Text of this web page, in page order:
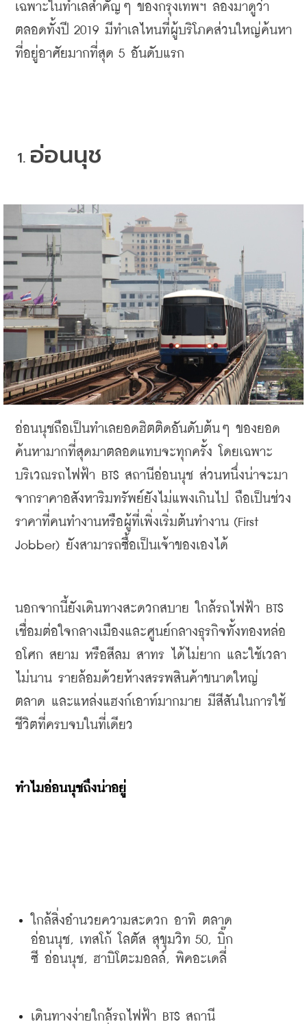
เฉพาะในทำเลสำคัญ ๆ ของกรุงเทพฯ ลองมาดูว่า
ตลอดทั้งปี 2019 มีทำเลไหนที่ผู้บริโภคส่วนใหญ่ค้นหา
ที่อยู่อาศัยมากที่สุด 5 อันดับแรก
1. อ่อนนุช
อ่อนนุชถือเป็นทำเลยอดฮิตติดอันดับต้น ๆ ของยอด
ค้นหามากที่สุดมาตลอดแทบจะทุกครั้ง
โดยเฉพาะ
บริเวณรถไฟฟ้า BTS สถานีอ่อนนุช ส่วนหนึ่งน่าจะมา
จากราคาอสังหาริมทรัพย์ยังไม่แพงเกินไป ถือเป็นช่วง
ราคาที่คนทำงานหรือผู้ที่เพิ่งเริ่มต้นทำงาน (First
Jobber) ยังสามารถซื้อเป็นเจ้าของเองได้
นอกจากนี้ยังเดินทางสะดวกสบาย ใกล้รถไฟฟ้า
เชื่อมต่อใจกลางเมืองและศูนย์กลางธุรกิจทั้งทองหล่อ
อโศก สยาม หรือสีลม สาทร ได้ไม่ยาก และใช้เวลา
ไม่นาน รายล้อมด้วยห้างสรรพสินค้าขนาดใหญ่
ตลาด และแหล่งแฮงก์เอาท์มากมาย มีสีสันในการใช้
ชีวิตที่ครบจบในที่เดียว
ทำไมอ่อนนุชถึงน่าอยู่
ใกล้สิ่งอำนวยความสะดวก อาทิ ตลาด
อ่อนนุช, เทสโก้ โลตัส สุขุมวิท 50, บิ๊ก
ซี อ่อนนุช, ฮาบิโตะมอลล์, พิคอะเดลี่
เดินทางง่ายใกล้รถไฟฟ้า BTS สถานี